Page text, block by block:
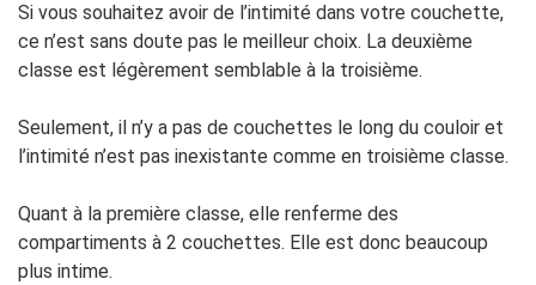
Si vous souhaitez avoir de l’intimité dans votre couchette,
ce n’est sans doute pas le meilleur choix. La deuxième
classe est légèrement semblable à la troisième.
Seulement, il n’y a pas de couchettes le long du couloir et
l’intimité n’est pas inexistante comme en troisième classe.
Quant à la première classe, elle renferme des
compartiments à 2 couchettes. Elle est donc beaucoup
plus intime.